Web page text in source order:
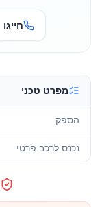
חייגו
מפרט טכני
הספק
נכנס לרכב פרטי